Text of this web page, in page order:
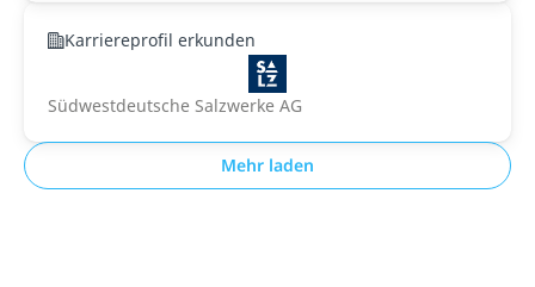
Karriereprofil erkunden
Südwestdeutsche Salzwerke AG
Mehr laden